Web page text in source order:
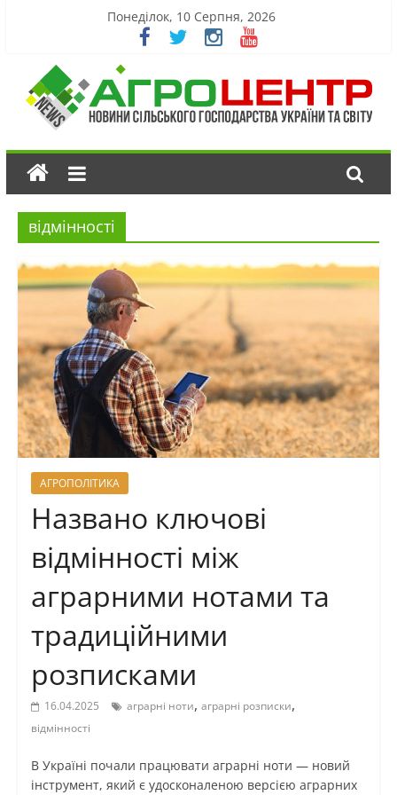
Понеділок, 10 Серпня, 2026
відмінності
АГРОПОЛІТИКА
Названо ключові
відмінності між
аграрними нотами та
традиційними
розписками
16.04.2025 аграрні ноти, аграрні розписки,
відмінності
В Україні почали працювати аграрні ноти — новий
інструмент, який є удосконаленою версією аграрних